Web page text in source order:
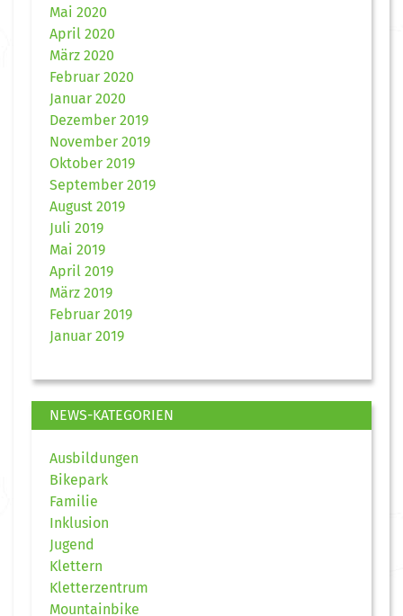
Mai 2020
April 2020
März 2020
Februar 2020
Januar 2020
Dezember 2019
November 2019
Oktober 2019
September 2019
August 2019
Juli 2019
Mai 2019
April 2019
März 2019
Februar 2019
Januar 2019
NEWS-KATEGORIEN
Ausbildungen
Bikepark
Familie
Inklusion
Jugend
Klettern
Kletterzentrum
Mountainbike